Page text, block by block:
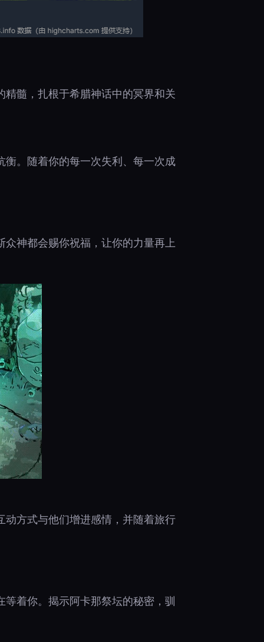
髓，扎根于希腊神话中的冥界和关
。随着你的每一次失利、每一次成
神都会赐你祝福，让你的力量再上
方式与他们增进感情，并随着旅行
着你。揭示阿卡那祭坛的秘密，驯